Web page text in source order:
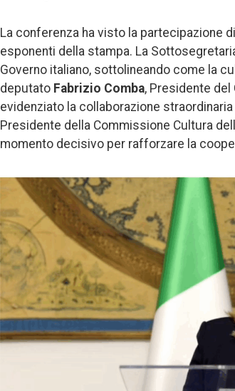
La conferenza ha visto la partecipazione
esponenti della stampa. La
Governo italiano, sottolineando come la
deputato Fabrizio Comba, Presidente del
evidenziato la collaborazione
Presidente della Commissione Cultura
momento decisivo per rafforzare la